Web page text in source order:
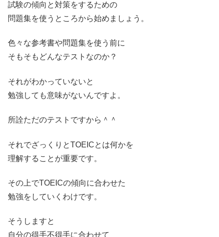
試験の傾向と対策をするための
問題集を使うところから始めましょう。
色々な参考書や問題集を使う前に
そもそもどんなテストなのか？
それがわかっていないと
勉強しても意味がないんですよ。
所詮ただのテストですから＾＾
それでざっくりとTOEICとは何かを
理解することが重要です。
その上でTOEICの傾向に合わせた
勉強をしていくわけです。
そうしますと
自分の得手不得手に合わせて